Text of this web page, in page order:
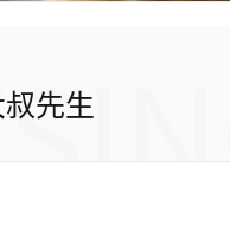
叔先生